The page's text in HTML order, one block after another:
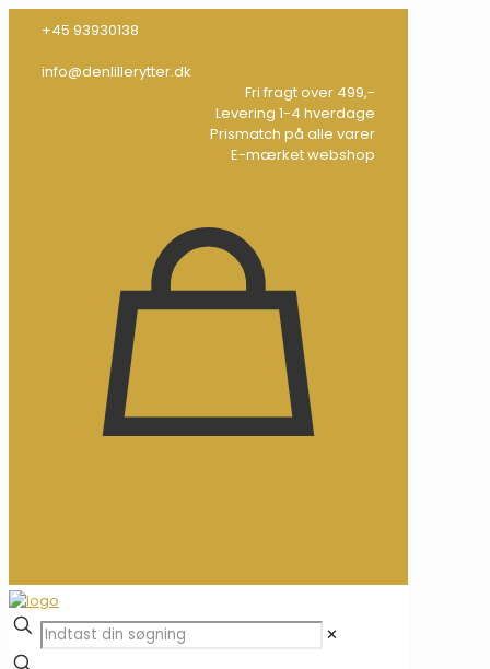
+45 93930138
info@denlillerytter.dk
Fri fragt over 499,-
Levering 1-4 hverdage
Prismatch på alle varer
E-mærket webshop
✕